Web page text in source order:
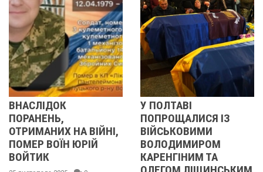
НА ВІЙНІ,
ЮРІЙ
У ПОЛТАВІ
ПОПРОЩАЛИСЯ ІЗ
ВІЙСЬКОВИМИ
ВОЛОДИМИРОМ
КАРЕНГІНИМ ТА